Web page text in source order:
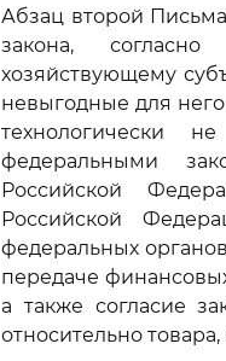
Абзац второй
закона,
хозяйствующему
невыгодные для
технологически
федеральными
Российской
Российской
федеральных
передаче
а также согласие
относительно